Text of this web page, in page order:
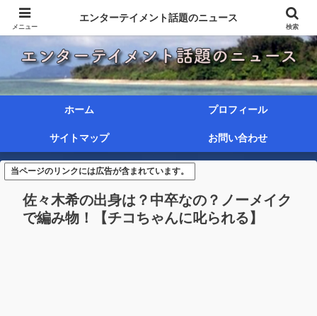
ホーム プロフィール
サイトマップ お問い合わせ
当ページのリンクには広告が含まれています。
佐々木希の出身は？中卒なの？ノーメイク
で編み物！【チコちゃんに叱られる】
メニュー
エンターテイメント話題のニュース
検索